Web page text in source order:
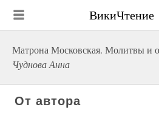
ВикиЧтение
Матрона Московская. Молитвы и
Чуднова Анна
От автора